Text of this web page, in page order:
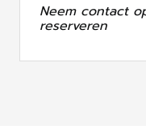
Neem contact
reserveren